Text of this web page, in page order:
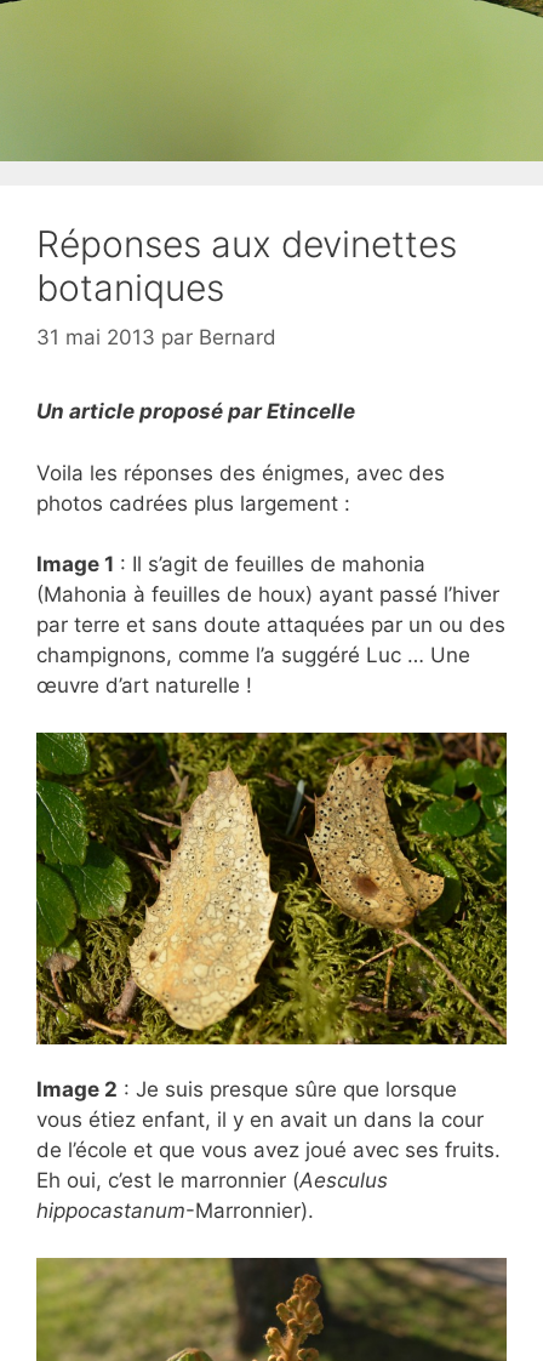
Réponses aux devinettes
botaniques
31 mai 2013 par Bernard
Un article proposé par Etincelle
Voila les réponses des énigmes, avec des
photos cadrées plus largement :
Image 1 : Il s’agit de feuilles de mahonia
(Mahonia à feuilles de houx) ayant passé l’hiver
par terre et sans doute attaquées par un ou des
champignons, comme l’a suggéré Luc … Une
œuvre d’art naturelle !
Image 2 : Je suis presque sûre que lorsque
vous étiez enfant, il y en avait un dans la cour
de l’école et que vous avez joué avec ses fruits.
Eh oui, c’est le marronnier (Aesculus
hippocastanum-Marronnier).